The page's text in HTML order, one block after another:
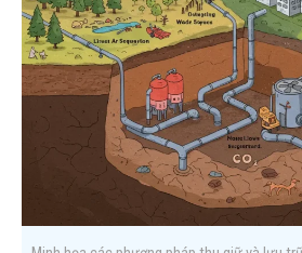
Trong bối cảnh Việt Nam đang đẩy mạnh
thực thi Nghị định 06/2022/NĐ-CP về giảm…